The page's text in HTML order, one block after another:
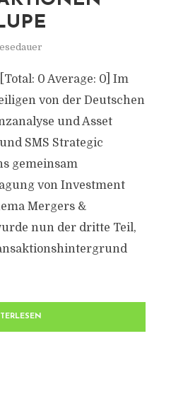
0 Average: 0] Im
von der Deutschen
und Asset
SMS Strategic
gemeinsam
von Investment
Mergers &
nun der dritte Teil,